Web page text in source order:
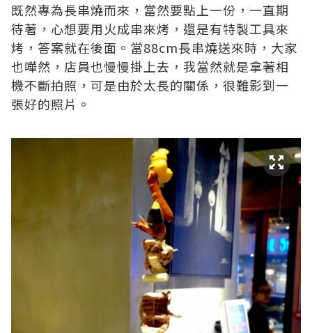
既然專為長串燒而來，當然要點上一份，一直期
待著，心想要用火成串來烤，還是有特製工具來
烤，答案就在後面。當88cm長串燒送來時，大家
也嘩然，店員也慢慢掛上去，我當然就是拿著相
機不斷拍照，可是由於太長的關係，很難影到一
張好的照片。